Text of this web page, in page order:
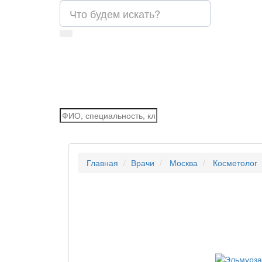
Главная Врачи Москва Косметолог